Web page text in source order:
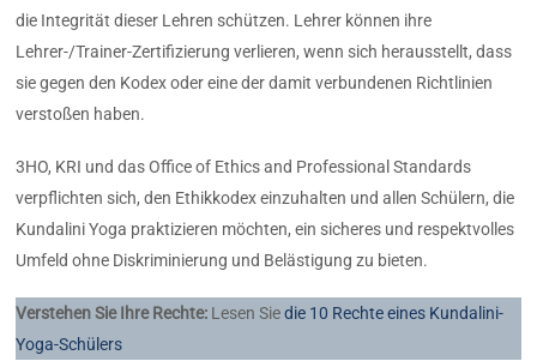
die Integrität dieser Lehren schützen. Lehrer können ihre
Lehrer-/Trainer-Zertifizierung verlieren, wenn sich herausstellt, dass
sie gegen den Kodex oder eine der damit verbundenen Richtlinien
verstoßen haben.
3HO, KRI und das Office of Ethics and Professional Standards
verpflichten sich, den Ethikkodex einzuhalten und allen Schülern, die
Kundalini Yoga praktizieren möchten, ein sicheres und respektvolles
Umfeld ohne Diskriminierung und Belästigung zu bieten.
Verstehen Sie Ihre Rechte: Lesen Siedie 10 Rechte eines Kundalini-
Yoga-Schülers